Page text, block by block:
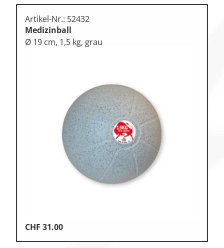
Artikel-Nr.: 52432
Medizinball
Ø 19 cm, 1,5 kg, grau
CHF 31.00